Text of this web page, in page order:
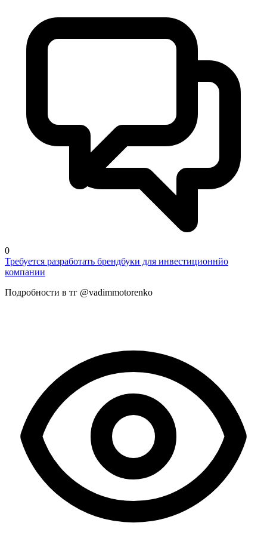
0
Требуется разработать брендбуки для инвестиционнйо
компании
Подробности в тг @vadimmotorenko